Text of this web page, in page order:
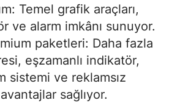
Temel grafik araçları,
ve alarm imkânı sunuyor.
paketleri: Daha fazla
eşzamanlı indikatör,
sistemi ve reklamsız
sağlıyor.